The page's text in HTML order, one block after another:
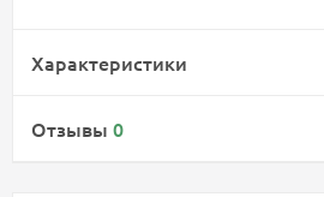
Характеристики
Отзывы 0